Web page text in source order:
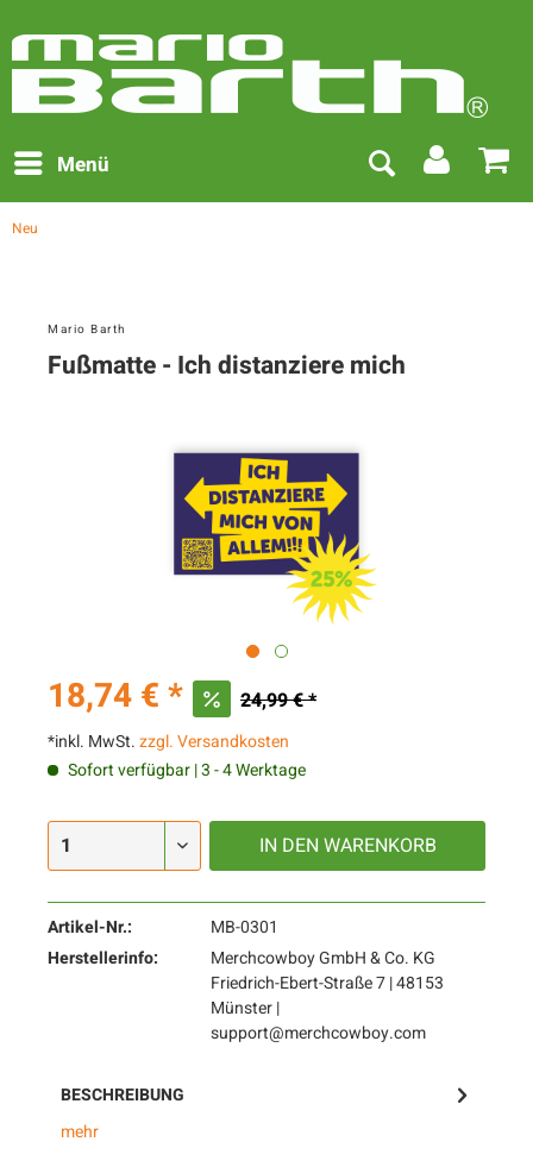
Menü
Neu
Mario Barth
Fußmatte - Ich distanziere mich
18,74 € * 24,99 € *
*inkl. MwSt.zzgl. Versandkosten
Sofort verfügbar | 3 - 4 Werktage
IN DEN WARENKORB
Artikel-Nr.:
MB-0301
Herstellerinfo:
Merchcowboy GmbH & Co. KG
Friedrich-Ebert-Straße 7 | 48153
Münster |
support@merchcowboy.com
BESCHREIBUNG
mehr